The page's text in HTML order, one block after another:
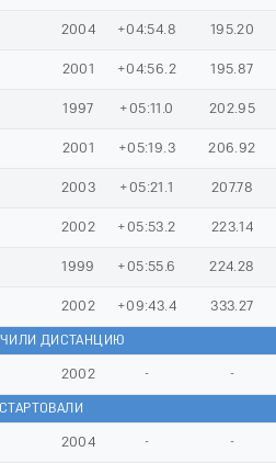
2004 +04:54.8 195.20
2001 +04:56.2 195.87
1997 +05:11.0 202.95
2001 +05:19.3 206.92
2003 +05:21.1 207.78
2002 +05:53.2 223.14
1999 +05:55.6 224.28
2002 +09:43.4 333.27
ДИСТАНЦИЮ
2002 - -
2004 - -